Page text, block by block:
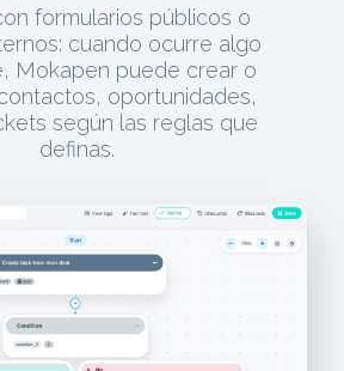
formularios públicos o
cuando ocurre algo
Mokapen puede crear o
oportunidades,
según las reglas que
definas.